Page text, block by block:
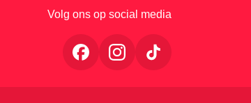
Volg ons op social media